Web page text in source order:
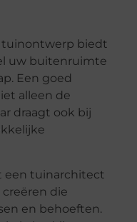
tuinontwerp biedt
uw buitenruimte
Een goed
alleen de
draagt ook bij
een tuinarchitect
die
en behoeften.